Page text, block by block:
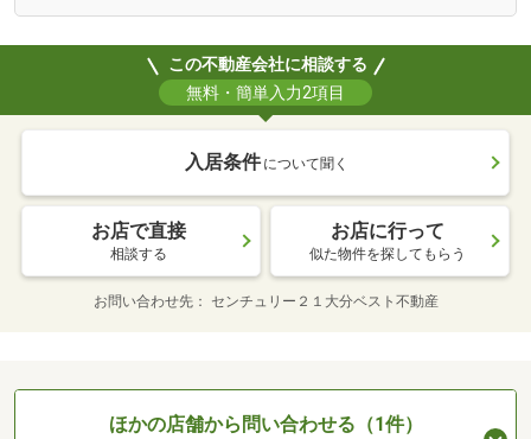
この不動産会社に相談する
無料・簡単入力2項目
入居条件 について聞く
お店で直接
相談する
お店に行って
似た物件を探してもらう
お問い合わせ先 センチュリー２１大分ベスト不動産
ほかの店舗から問い合わせる（1件）